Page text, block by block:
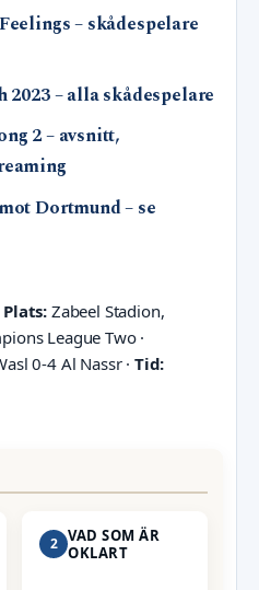
– skådespelare
– alla skådespelare
2 – avsnitt,
Dortmund – se
Plats: Zabeel Stadion,
League Two ·
0-4 Al Nassr · Tid:
2 VAD SOM ÄR
OKLART